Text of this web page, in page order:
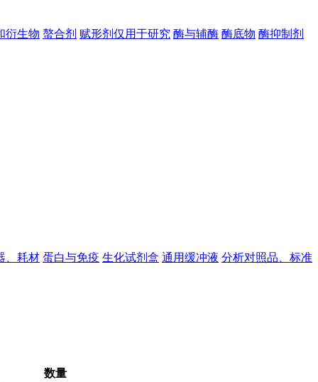
衍生物 螯合剂 赋形剂仅用于研究 酶与辅酶 酶底物 酶抑制剂
、耗材 蛋白与免疫 生化试剂盒 通用缓冲液 分析对照品、标准
数量